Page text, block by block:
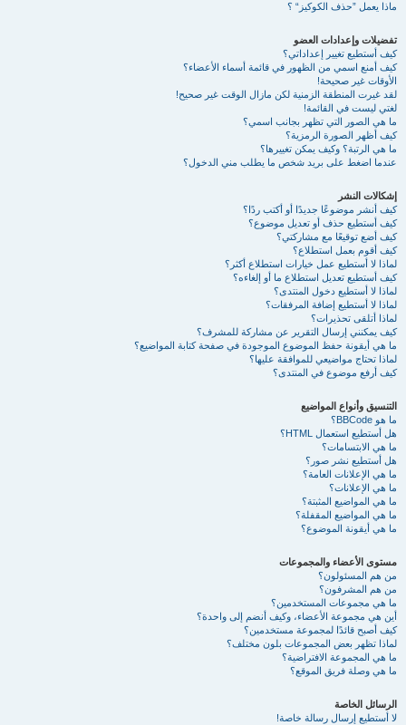
ماذا يعمل ”حذف الكوكيز“ ؟
تفضيلات وإعدادات العضو
كيف أستطيع تغيير إعداداتي؟
كيف أمنع اسمي من الظهور في قائمة أسماء الأعضاء؟
الأوقات غير صحيحة!
لقد غيرت المنطقة الزمنية لكن مازال الوقت غير صحيح!
لغتي ليست في القائمة!
ما هي الصور التي تظهر بجانب اسمي؟
كيف أظهر الصورة الرمزية؟
ما هي الرتبة؟ وكيف يمكن تغييرها؟
عندما اضغط على بريد شخص ما يطلب مني الدخول؟
إشكالات النشر
كيف أنشر موضوعًا جديدًا أو أكتب ردًا؟
كيف أستطيع حذف أو تعديل موضوع؟
كيف أضع توقيعًا مع مشاركتي؟
كيف أقوم بعمل استطلاع؟
لماذا لا أستطيع عمل خيارات استطلاع أكثر؟
كيف أستطيع تعديل استطلاع ما أو إلغاءه؟
لماذا لا أستطيع دخول المنتدى؟
لماذا لا أستطيع إضافة المرفقات؟
لماذا أتلقى تحذيرات؟
كيف يمكنني إرسال التقرير عن مشاركة للمشرف؟
ما هي أيقونة حفظ الموضوع الموجودة في صفحة كتابة المواضيع؟
لماذا تحتاج مواضيعي للموافقة عليها؟
كيف أرفع موضوع في المنتدى؟
التنسيق وأنواع المواضيع
ما هو BBCode؟
هل أستطيع استعمال HTML؟
ما هي الابتسامات؟
هل أستطيع نشر صور؟
ما هي الإعلانات العامة؟
ما هي الإعلانات؟
ما هي المواضيع المثبتة؟
ما هي المواضيع المقفلة؟
ما هي أيقونة الموضوع؟
مستوى الأعضاء والمجموعات
من هم المسئولون؟
من هم المشرفون؟
ما هي مجموعات المستخدمين؟
أين هي مجموعة الأعضاء، وكيف أنضم إلى واحدة؟
كيف أصبح قائدًا لمجموعة مستخدمين؟
لماذا تظهر بعض المجموعات بلون مختلف؟
ما هي المجموعة الافتراضية؟
ما هي وصلة فريق الموقع؟
الرسائل الخاصة
لا أستطيع إرسال رسالة خاصة!